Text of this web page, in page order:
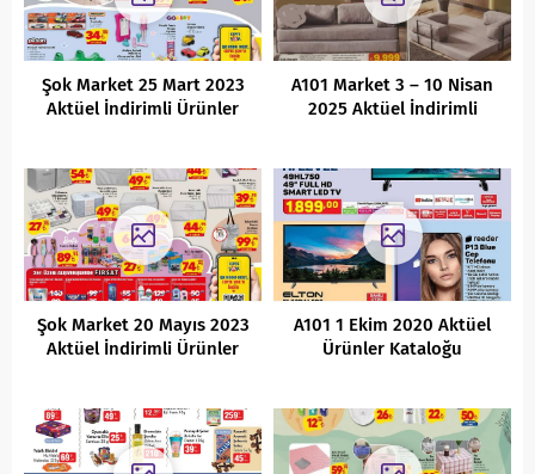
Şok Market 25 Mart 2023
Aktüel İndirimli Ürünler
A101 Market 3 – 10 Nisan
2025 Aktüel İndirimli
Şok Market 20 Mayıs 2023
Aktüel İndirimli Ürünler
A101 1 Ekim 2020 Aktüel
Ürünler Kataloğu